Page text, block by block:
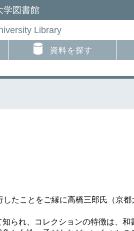
学図書館
Library
資料を探す
したことをご縁に高橋三郎氏（京
れ、コレクションの特徴は、